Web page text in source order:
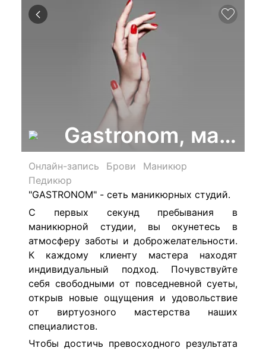
Gastronom,
Онлайн-запись Брови
Маникюр
Педикюр
"GASTRONOM" - сеть маникюрных студий.
С первых секунд пребывания в
маникюрной студии, вы окунетесь в
атмосферу заботы и доброжелательности.
К каждому клиенту мастера находят
индивидуальный подход. Почувствуйте
себя свободными от повседневной суеты,
открыв новые ощущения и удовольствие
от виртуозного мастерства наших
специалистов.
Чтобы достичь превосходного результата